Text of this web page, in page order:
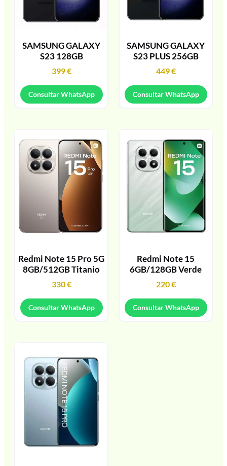
SAMSUNG GALAXY
S23 128GB
399€
Consultar WhatsApp
SAMSUNG GALAXY
S23 PLUS 256GB
449€
Consultar WhatsApp
Redmi Note 15 Pro 5G
8GB/512GB Titanio
330€
Consultar WhatsApp
Redmi Note 15
6GB/128GB Verde
220€
Consultar WhatsApp